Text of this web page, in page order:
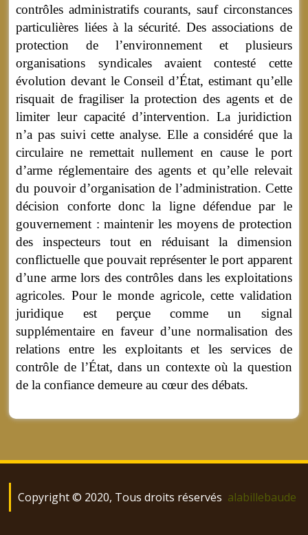
contrôles administratifs courants, sauf circonstances
particulières liées à la sécurité. Des associations de
protection de l’environnement et plusieurs
organisations syndicales avaient contesté cette
évolution devant le Conseil d’État, estimant qu’elle
risquait de fragiliser la protection des agents et de
limiter leur capacité d’intervention. La juridiction
n’a pas suivi cette analyse. Elle a considéré que la
circulaire ne remettait nullement en cause le port
d’arme réglementaire des agents et qu’elle relevait
du pouvoir d’organisation de l’administration. Cette
décision conforte donc la ligne défendue par le
gouvernement : maintenir les moyens de protection
des inspecteurs tout en réduisant la dimension
conflictuelle que pouvait représenter le port apparent
d’une arme lors des contrôles dans les exploitations
agricoles. Pour le monde agricole, cette validation
juridique est perçue comme un signal
supplémentaire en faveur d’une normalisation des
relations entre les exploitants et les services de
contrôle de l’État, dans un contexte où la question
de la confiance demeure au cœur des débats.
Copyright © 2020, Tous droits réservés alabillebaude